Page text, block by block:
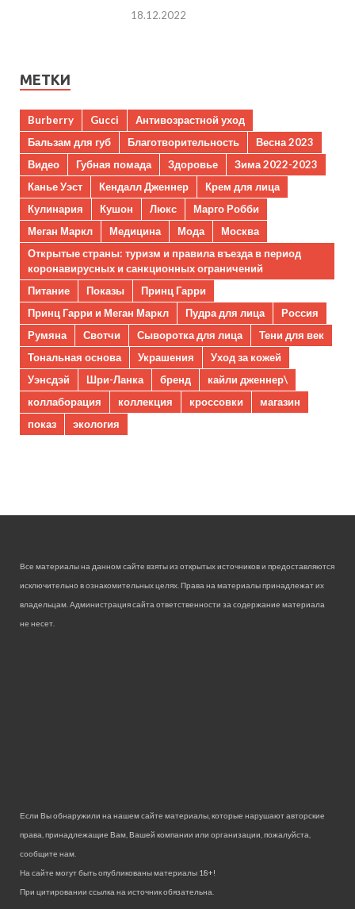
18.12.2022
МЕТКИ
Burberry Gucci
Антивозрастной уход
Бальзам для губ
Благотворительность
Весна 2023
Видео
Губная помада Здоровье
Зима 2022-2023
Канье Уэст
Кендалл Дженнер
Крем для лица
Кулинария
Кушон Люкс
Марго Робби
Меган Маркл
Медицина Мода
Москва
Открытые страны: туризм и правила въезда в период
коронавирусных и санкционных ограничений
Питание
Показы
Принц Гарри
Принц Гарри и Меган Маркл
Пудра для лица
Россия
Румяна
Свотчи Сыворотка для лица
Тени для век
Тональная основа
Украшения
Уход за кожей
Уэнсдэй
Шри-Ланка бренд
кайли дженнер\
коллаборация
коллекция кроссовки
магазин
показ
экология
Все материалы на данном сайте взяты из открытых источников и предоставляются
исключительно в ознакомительных целях. Права на материалы принадлежат их
владельцам. Администрация сайта ответственности за содержание материала
не несет.
Если Вы обнаружили на нашем сайте материалы, которые нарушают авторские
права, принадлежащие Вам, Вашей компании или организации, пожалуйста,
сообщите нам.
На сайте могут быть опубликованы материалы 18+!
При цитировании ссылка на источник обязательна.